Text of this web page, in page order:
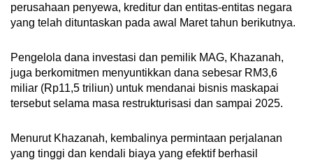
perusahaan penyewa, kreditur dan entitas-entitas negara
yang telah dituntaskan pada awal Maret tahun berikutnya.
Pengelola dana investasi dan pemilik MAG, Khazanah,
juga berkomitmen menyuntikkan dana sebesar RM3,6
miliar (Rp11,5 triliun) untuk mendanai bisnis maskapai
tersebut selama masa restrukturisasi dan sampai 2025.
Menurut Khazanah, kembalinya permintaan perjalanan
yang tinggi dan kendali biaya yang efektif berhasil